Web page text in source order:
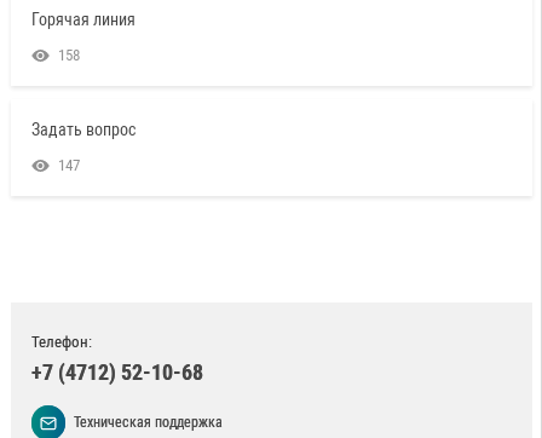
Горячая линия
158
Задать вопрос
147
Телефон:
+7 (4712) 52-10-68
Техническая поддержка